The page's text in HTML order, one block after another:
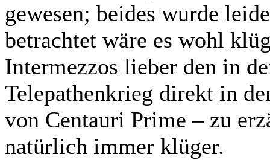
gewesen; beides wurde
betrachtet wäre es wohl
Intermezzos lieber den in
Telepathenkrieg direkt in
von Centauri Prime – zu
natürlich immer klüger.